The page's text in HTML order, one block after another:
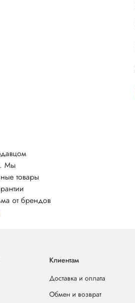
Мы
товары
от брендов
Клиентам
Доставка и оплата
Обмен и возврат